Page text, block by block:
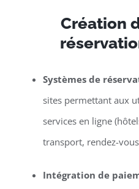
Création
Systèmes de
sites permettant aux
services en ligne
transport, rendez-
Intégration de